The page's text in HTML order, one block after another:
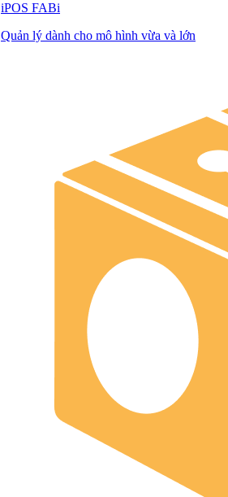
iPOS FABi
Quản lý dành cho mô hình vừa và lớn